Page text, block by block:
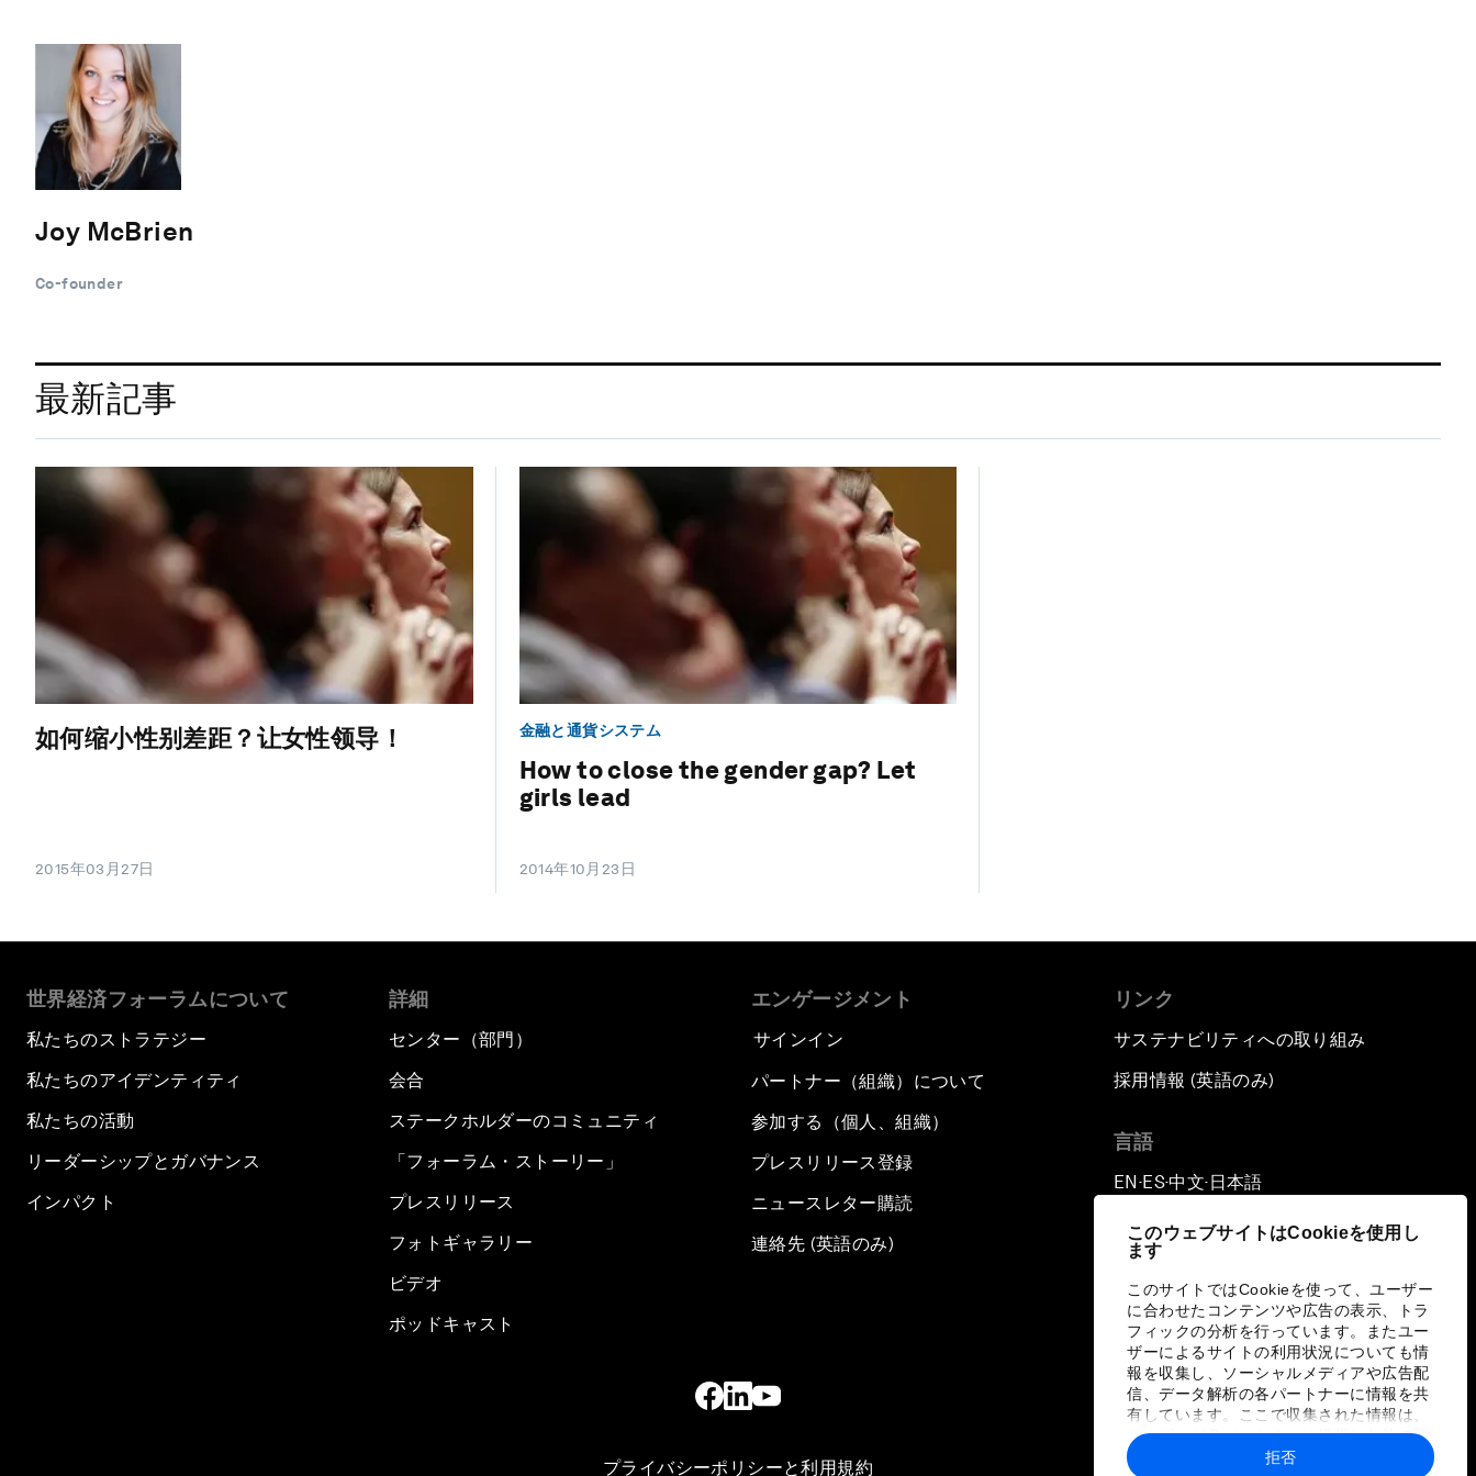
このウェブサイトはCookieを使用し
ます
このサイトではCookieを使って、ユーザー
に合わせたコンテンツや広告の表示、トラ
フィックの分析を行っています。またユー
ザーによるサイトの利用状況についても情
報を収集し、ソーシャルメディアや広告配
信、データ解析の各パートナーに情報を共
有しています。ここで収集された情報は、
ユーザーが各パートナーに提供した他の情
報や各パートナーのサービスを使用した際
拒否
Joy McBrien
Co-founder
最新記事
如何缩小性别差距？让女性领导！
2015年03月27日
金融と通貨システム
How to close the gender gap? Let
girls lead
2014年10月23日
世界経済フォーラムについて
私たちのストラテジー
私たちのアイデンティティ
私たちの活動
リーダーシップとガバナンス
インパクト
詳細
センター（部門）
会合
ステークホルダーのコミュニティ
「フォーラム・ストーリー」
プレスリリース
フォトギャラリー
ビデオ
ポッドキャスト
エンゲージメント
サインイン
パートナー（組織）について
参加する（個人、組織）
プレスリリース登録
ニュースレター購読
連絡先 (英語のみ)
リンク
サステナビリティへの取り組み
採用情報 (英語のみ)
言語
EN ▪ ES▪中文▪ 日本語
プライバシーポリシーと利用規約